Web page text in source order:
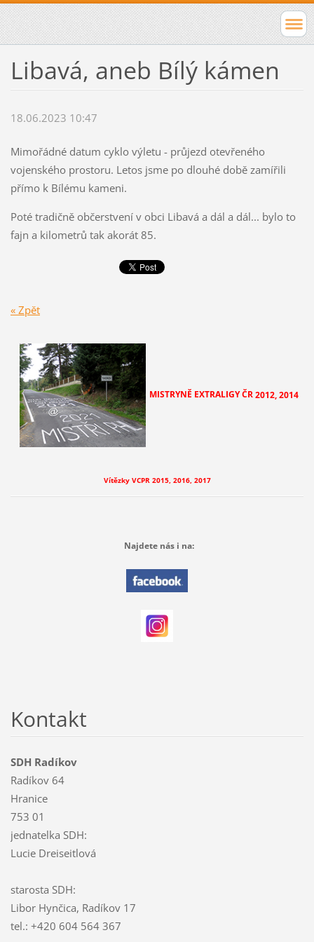
Libavá, aneb Bílý kámen
18.06.2023 10:47
Mimořádné datum cyklo výletu - průjezd otevřeného
vojenského prostoru. Letos jsme po dlouhé době zamířili
přímo k Bílému kameni.
Poté tradičně občerstvení v obci Libavá a dál a dál... bylo to
fajn a kilometrů tak akorát 85.
« Zpět
MISTRYNĚ EXTRALIGY ČR2012, 2014
Vítězky VCPR 2015, 2016, 2017
Najdete nás i na:
Kontakt
SDH Radíkov
Radíkov 64
Hranice
753 01
jednatelka SDH:
Lucie Dreiseitlová
starosta SDH:
Libor Hynčica, Radíkov 17
tel.: +420 604 564 367